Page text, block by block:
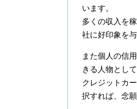
います。
多くの収入を
社に好印象を
また個人の信
きる人物とし
クレジットカ
択すれば、念